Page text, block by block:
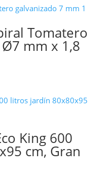
Tomatero
mm x 1,8
King 600
cm, Gran